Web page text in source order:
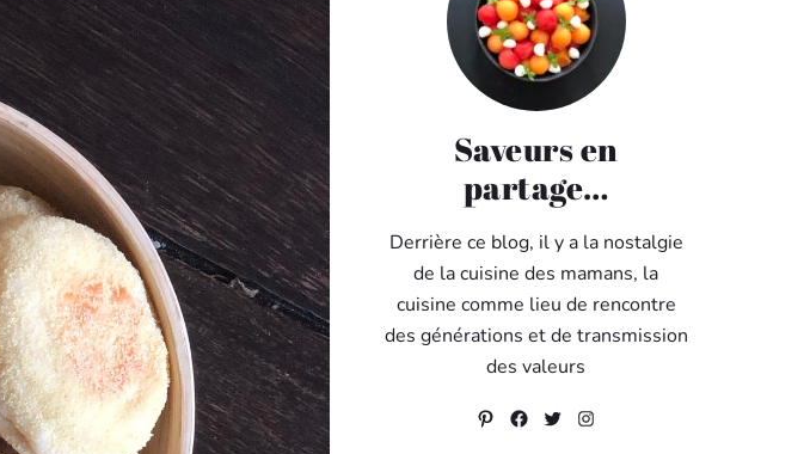
Saveurs en
partage…
Derrière ce blog, il y a la nostalgie
de la cuisine des mamans, la
cuisine comme lieu de rencontre
des générations et de transmission
des valeurs
Pinterest
Facebook
TwitterInstagram